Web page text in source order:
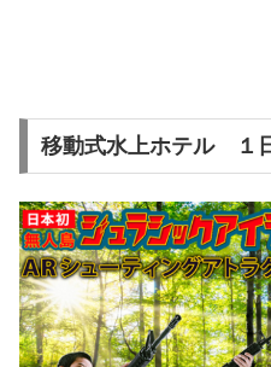
移動式水上ホテル １